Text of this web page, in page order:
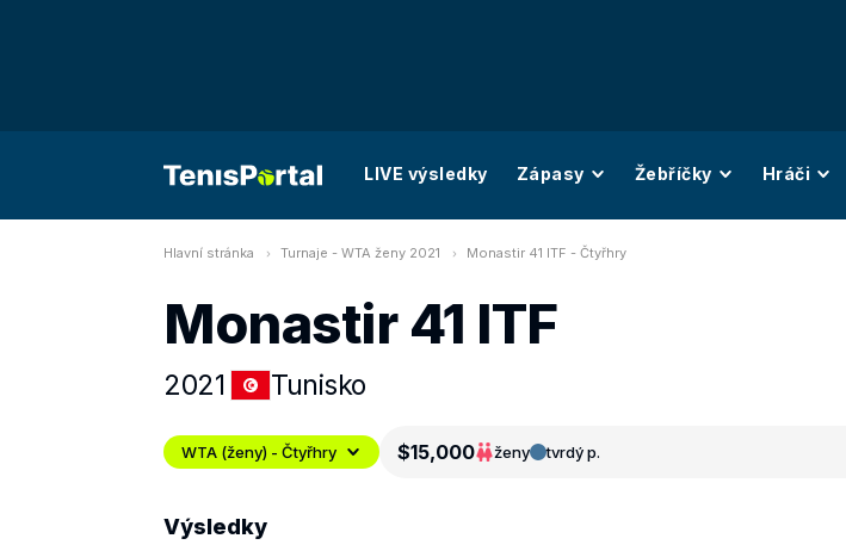
LIVE výsledky Zápasy Žebříčky Hráči
Hlavní stránka Turnaje - WTA ženy 2021 Monastir 41 ITF - Čtyřhry
Monastir 41 ITF
2021 Tunisko
WTA (ženy) - Čtyřhry $15,000 ženy tvrdý p.
Výsledky